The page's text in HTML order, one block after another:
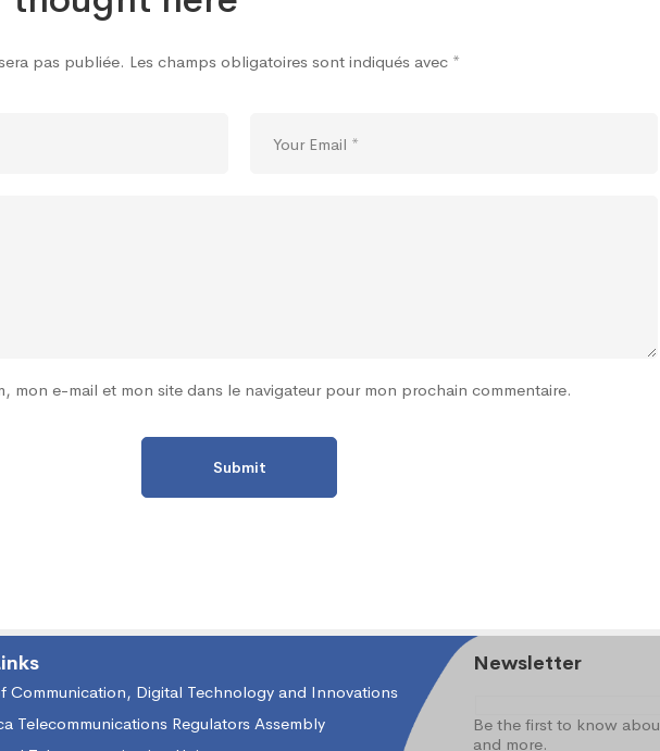
pas publiée. Les champs obligatoires sont indiqués avec *
mon e-mail et mon site dans le navigateur pour mon prochain commentaire.
Communication, Digital Technology and Innovations
Telecommunications Regulators Assembly
Newsletter
Be the first to know
and more.